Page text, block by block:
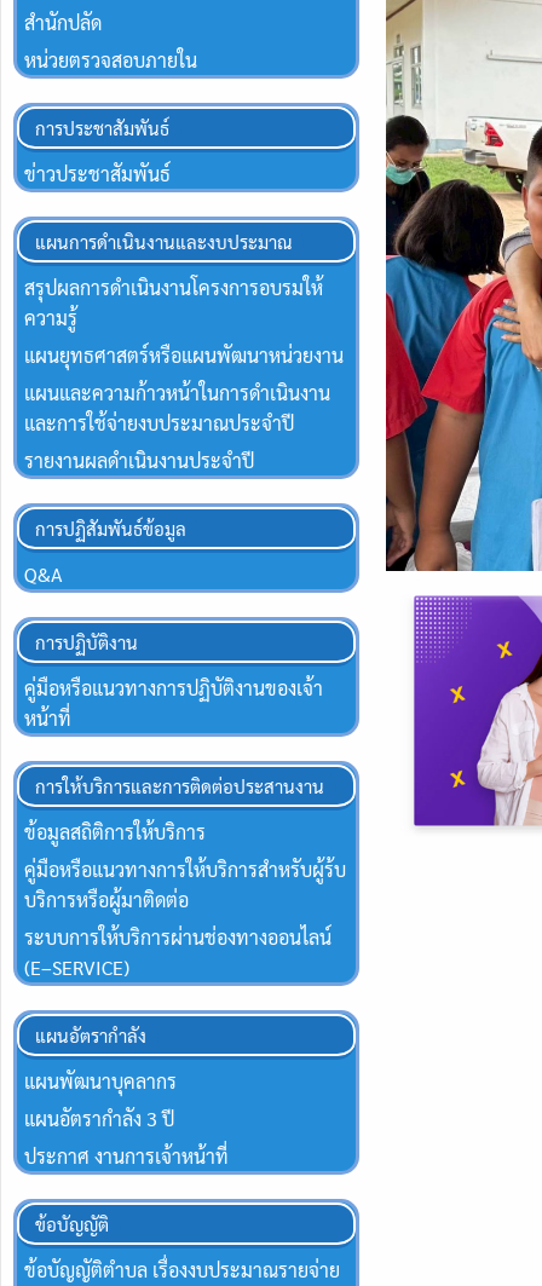
สำนักปลัด
หน่วยตรวจสอบภายใน
การประชาสัมพันธ์
ข่าวประชาสัมพันธ์
แผนการดำเนินงานและงบประมาณ
สรุปผลการดำเนินงานโครงการอบรมให้
ความรู้
แผนยุทธศาสตร์หรือแผนพัฒนาหน่วยงาน
แผนและความก้าวหน้าในการดำเนินงาน
และการใช้จ่ายงบประมาณประจำปี
รายงานผลดำเนินงานประจำปี
การปฏิสัมพันธ์ข้อมูล
Q&A
การปฏิบัติงาน
คู่มือหรือแนวทางการปฏิบัติงานของเจ้า
หน้าที่
การให้บริการและการติดต่อประสานงาน
ข้อมูลสถิติการให้บริการ
คู่มือหรือแนวทางการให้บริการสำหรับผู้ร้บ
บริการหรือผู้มาติดต่อ
ระบบการให้บริการผ่านช่องทางออนไลน์
(E–SERVICE)
แผนอัตรากำลัง
แผนพัฒนาบุคลากร
แผนอัตรากำลัง 3 ปี
ประกาศ งานการเจ้าหน้าที่
ข้อบัญญัติ
ข้อบัญญัติตำบล เรื่องงบประมาณรายจ่าย